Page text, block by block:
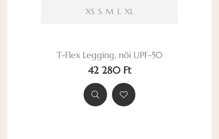
XS S M L XL
T-Flex Legging, női UPF-50
42 280 Ft